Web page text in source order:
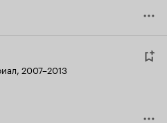
2007–2013